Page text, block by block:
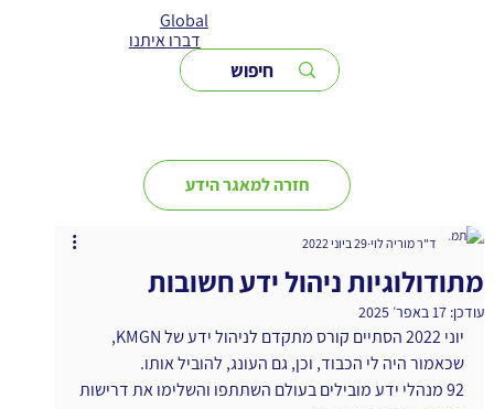
Global
דברו איתנו
חזרה למאגר הידע
מתודולוגיות ניהול ידע חשובות
ד"ר מוריה לוי 29 ביוני 2022
עודכן: 17 באפר׳ 2025
יוני 2022 הסתיים קורס מתקדם לניהול ידע של KMGN,
שכאמור היה לי הכבוד, וכן, גם העונג, להוביל אותו.
92 מנהלי ידע מובילים בעולם השתתפו והשלימו את דרישות